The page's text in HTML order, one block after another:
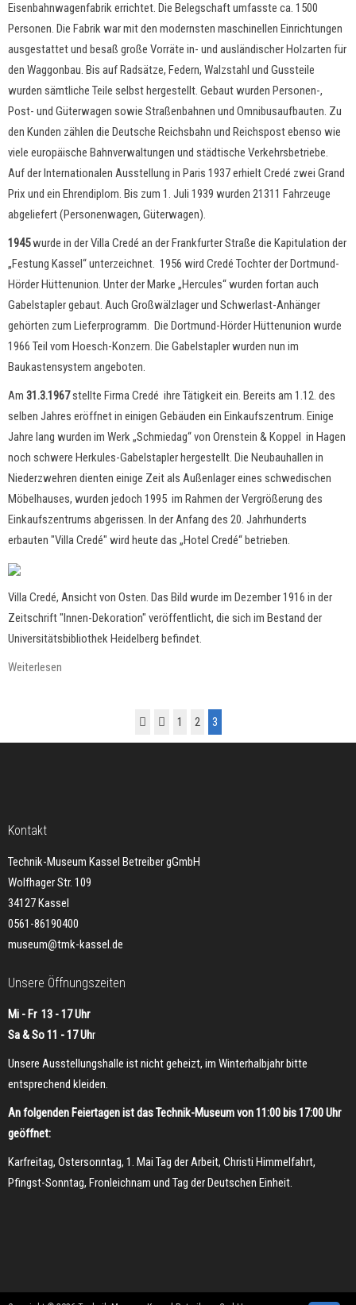
Eisenbahnwagenfabrik errichtet. Die Belegschaft umfasste ca. 1500
Personen. Die Fabrik war mit den modernsten maschinellen Einrichtungen
ausgestattet und besaß große Vorräte in- und ausländischer Holzarten für
den Waggonbau. Bis auf Radsätze, Federn, Walzstahl und Gussteile
wurden sämtliche Teile selbst hergestellt. Gebaut wurden Personen-,
Post- und Güterwagen sowie Straßenbahnen und Omnibusaufbauten. Zu
den Kunden zählen die Deutsche Reichsbahn und Reichspost ebenso wie
viele europäische Bahnverwaltungen und städtische Verkehrsbetriebe.
Auf der Internationalen Ausstellung in Paris 1937 erhielt Credé zwei Grand
Prix und ein Ehrendiplom. Bis zum 1. Juli 1939 wurden 21311 Fahrzeuge
abgeliefert (Personenwagen, Güterwagen).
1945wurde in der Villa Credé an der Frankfurter Straße die Kapitulation der
„Festung Kassel“ unterzeichnet. 1956 wird Credé Tochter der Dortmund-
Hörder Hüttenunion. Unter der Marke „Hercules“ wurden fortan auch
Gabelstapler gebaut. Auch Großwälzlager und Schwerlast-Anhänger
gehörten zum Lieferprogramm. Die Dortmund-Hörder Hüttenunion wurde
1966 Teil vom Hoesch-Konzern. Die Gabelstapler wurden nun im
Baukastensystem angeboten.
Am 31.3.1967stellte Firma Credé ihre Tätigkeit ein. Bereits am 1.12. des
selben Jahres eröffnet in einigen Gebäuden ein Einkaufszentrum. Einige
Jahre lang wurden im Werk „Schmiedag“ von Orenstein & Koppel in Hagen
noch schwere Herkules-Gabelstapler hergestellt. Die Neubauhallen in
Niederzwehren dienten einige Zeit als Außenlager eines schwedischen
Möbelhauses, wurden jedoch 1995 im Rahmen der Vergrößerung des
Einkaufszentrums abgerissen. In der Anfang des 20. Jahrhunderts
erbauten "Villa Credé" wird heute das „Hotel Credé“ betrieben.
Villa Credé, Ansicht von Osten. Das Bild wurde im Dezember 1916 in der
Zeitschrift "Innen-Dekoration" veröffentlicht, die sich im Bestand der
Universitätsbibliothek Heidelberg befindet.
Weiterlesen
1 2 3
Kontakt
Technik-Museum Kassel Betreiber gGmbH
Wolfhager Str. 109
34127 Kassel
0561-86190400
museum@tmk-kassel.de
Unsere Öffnungszeiten
Mi - Fr 13 - 17 Uhr
Sa & So 11 - 17 Uhr
Unsere Ausstellungshalle ist nicht geheizt, im Winterhalbjahr bitte
entsprechend kleiden.
An folgenden Feiertagen ist das Technik-Museum von 11:00 bis 17:00 Uhr
geöffnet:
Karfreitag, Ostersonntag, 1. Mai Tag der Arbeit, Christi Himmelfahrt,
Pfingst-Sonntag, Fronleichnam und Tag der Deutschen Einheit.